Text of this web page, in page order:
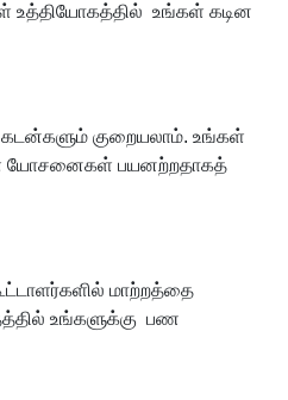
உத்தியோகத்தில் உங்கள் கடின
கடன்களும் குறையலாம். உங்கள்
யோசனைகள் பயனற்றதாகத்
மாற்றத்தை
உங்களுக்கு பண